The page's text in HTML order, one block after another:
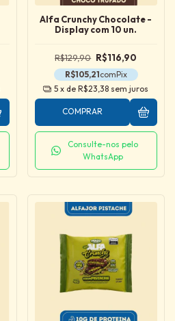
Alfa Crunchy Chocolate -
Display com 10 un.
R$129,90 R$116,90
R$105,21comPix
5 x deR$23,38 sem juros
COMPRAR
Consulte-nos pelo
WhatsApp